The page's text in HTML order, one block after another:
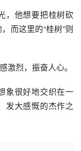
，他想要把桂树砍
而这里的“桂树”则
激烈，振奋人心。
象很好地交织在一
发大感慨的杰作之